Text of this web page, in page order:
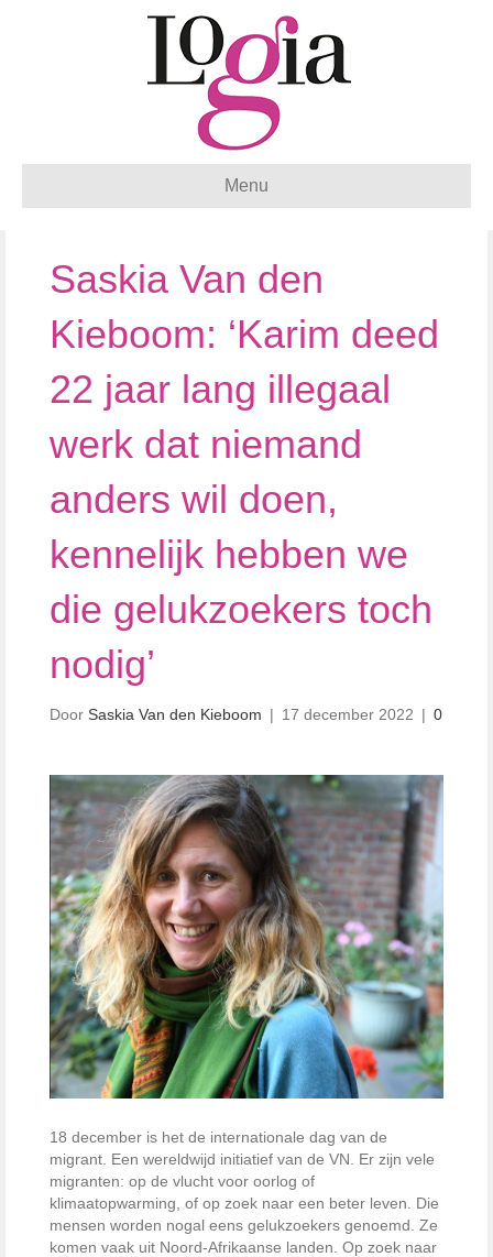
Menu
Saskia Van den
Kieboom: ‘Karim deed
22 jaar lang illegaal
werk dat niemand
anders wil doen,
kennelijk hebben we
die gelukzoekers toch
nodig’
Door Saskia Van den Kieboom | 17 december 2022 | 0
18 december is het de internationale dag van de
migrant. Een wereldwijd initiatief van de VN. Er zijn vele
migranten: op de vlucht voor oorlog of
klimaatopwarming, of op zoek naar een beter leven. Die
mensen worden nogal eens gelukzoekers genoemd. Ze
komen vaak uit Noord-Afrikaanse landen. Op zoek naar